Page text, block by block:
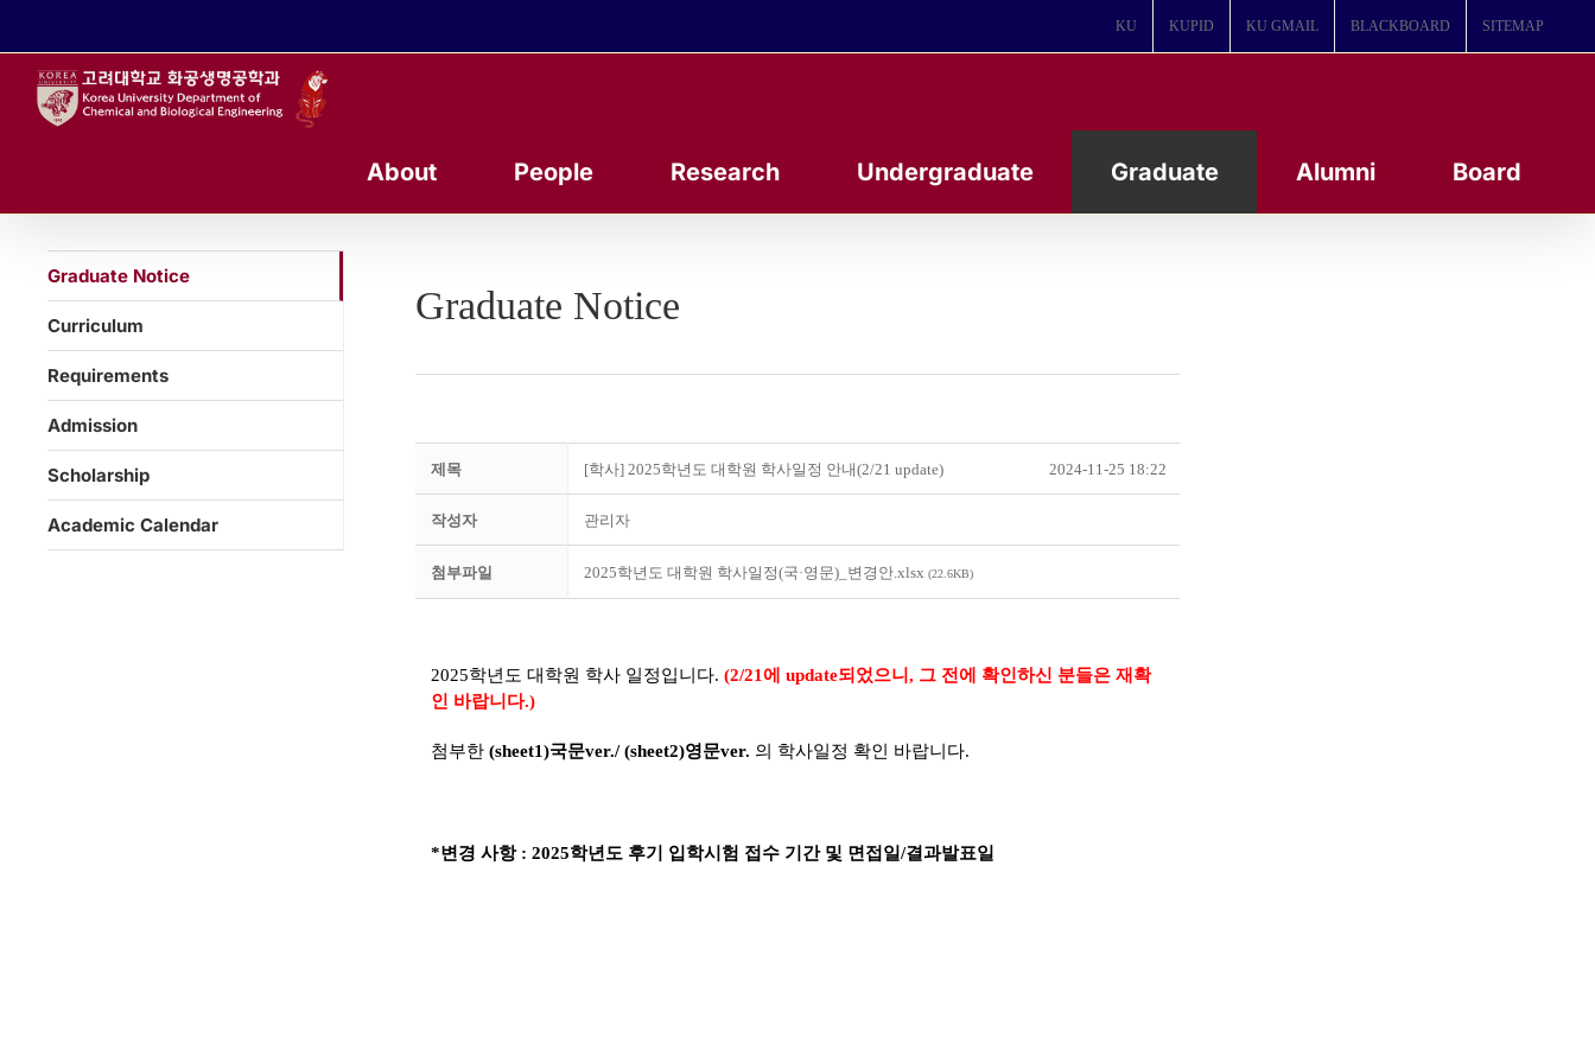
KU KUPID KU GMAIL BLACKBOARD SITEMAP
About People Research Undergraduate Graduate Alumni Board
Graduate Notice
제목 [학사] 2025학년도 대학원 학사일정 안내(2/21 update) 2024-11-25 18:22
작성자 관리자
첨부파일 2025학년도 대학원 학사일정(국·영문)_변경안.xlsx (22.6KB)
2025학년도 대학원 학사 일정입니다. (2/21에 update되었으니, 그 전에 확인하신 분들은 재확
인 바랍니다.)
첨부한 (sheet1)국문ver./ (sheet2)영문ver. 의 학사일정 확인 바랍니다.
*변경 사항 : 2025학년도 후기 입학시험 접수 기간 및 면접일/결과발표일
Graduate Notice
Curriculum
Requirements
Admission
Scholarship
Academic Calendar